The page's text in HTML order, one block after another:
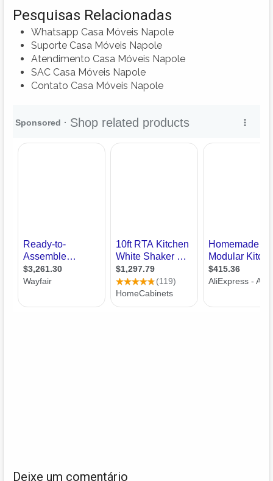
Pesquisas Relacionadas
Whatsapp Casa Móveis Napole
Suporte Casa Móveis Napole
Atendimento Casa Móveis Napole
SAC Casa Móveis Napole
Contato Casa Móveis Napole
Deixe um comentário